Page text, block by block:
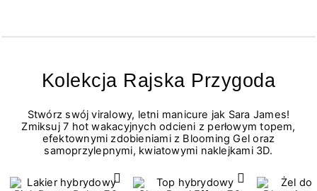
Kolekcja Rajska Przygoda
Stwórz swój viralowy, letni manicure jak Sara James!
Zmiksuj 7 hot wakacyjnych odcieni z perłowym topem,
efektownymi zdobieniami z Blooming Gel oraz
samoprzylepnymi, kwiatowymi naklejkami 3D.